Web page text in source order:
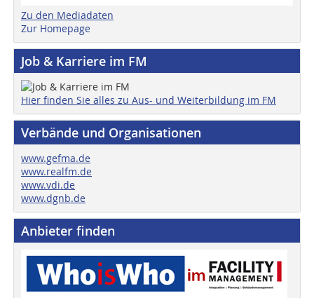
Zu den Mediadaten
Zur Homepage
Job & Karriere im FM
Hier finden Sie alles zu Aus- und Weiterbildung im FM
Verbände und Organisationen
www.gefma.de
www.realfm.de
www.vdi.de
www.dgnb.de
Anbieter finden